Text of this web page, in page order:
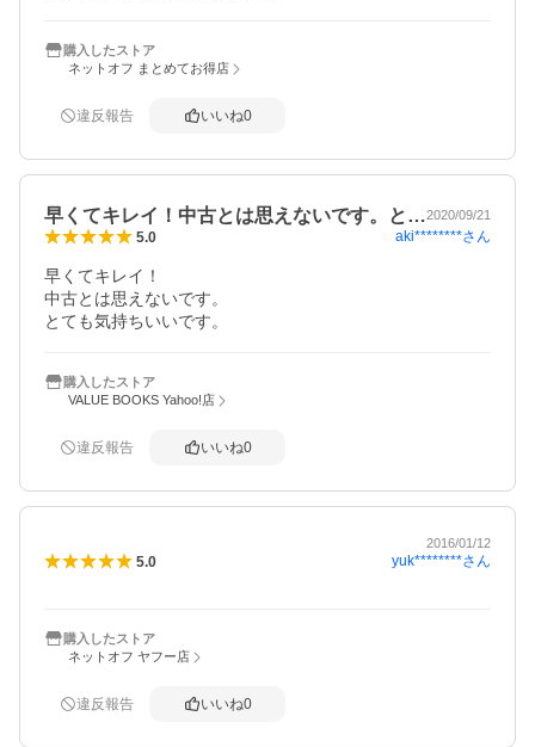
購入したストア
ネットオフ まとめてお得店
違反報告 いいね0
早くてキレイ！中古とは思えないです。と…2020/09/21
5.0 aki********さん
早くてキレイ！
中古とは思えないです。
とても気持ちいいです。
購入したストア
VALUE BOOKS Yahoo!店
違反報告 いいね0
2016/01/12
5.0 yuk********さん
購入したストア
ネットオフ ヤフー店
違反報告 いいね0